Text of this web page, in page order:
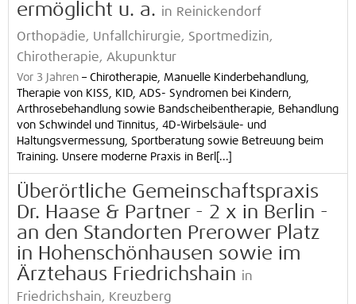
ermöglicht u. a. in Reinickendorf
Orthopädie, Unfallchirurgie, Sportmedizin,
Chirotherapie, Akupunktur
Vor 3 Jahren – Chirotherapie, Manuelle Kinderbehandlung,
Therapie von KISS, KID, ADS- Syndromen bei Kindern,
Arthrosebehandlung sowie Bandscheibentherapie, Behandlung
von Schwindel und Tinnitus, 4D-Wirbelsäule- und
Haltungsvermessung, Sportberatung sowie Betreuung beim
Training. Unsere moderne Praxis in Berl[...]
Überörtliche Gemeinschaftspraxis
Dr. Haase & Partner - 2 x in Berlin -
an den Standorten Prerower Platz
in Hohenschönhausen sowie im
Ärztehaus Friedrichshain in
Friedrichshain, Kreuzberg